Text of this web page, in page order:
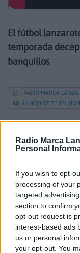
Radio Marca
Personal
If you wish to opt-
processing of your
targeted
section to confirm
opt-out request is
interest-based ads
us or personal
your opt-out. You
El fútbol
temporada
banquillos
RADIO MARCA
LANCELOT TELEVISIÓN
Acabó la
decepción.
UD Lanzarote,
arrancaron el
ninguno logró